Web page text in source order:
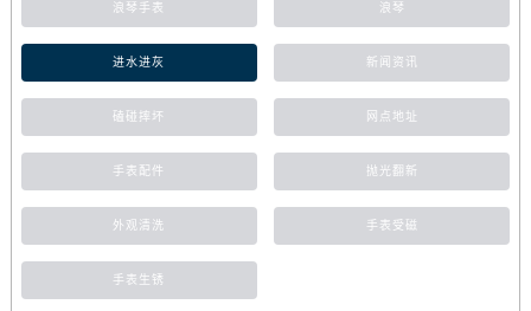
浪琴手表 浪琴
进水进灰 新闻资讯
磕碰摔坏 网点地址
手表配件 抛光翻新
外观清洗 手表受磁
手表生锈